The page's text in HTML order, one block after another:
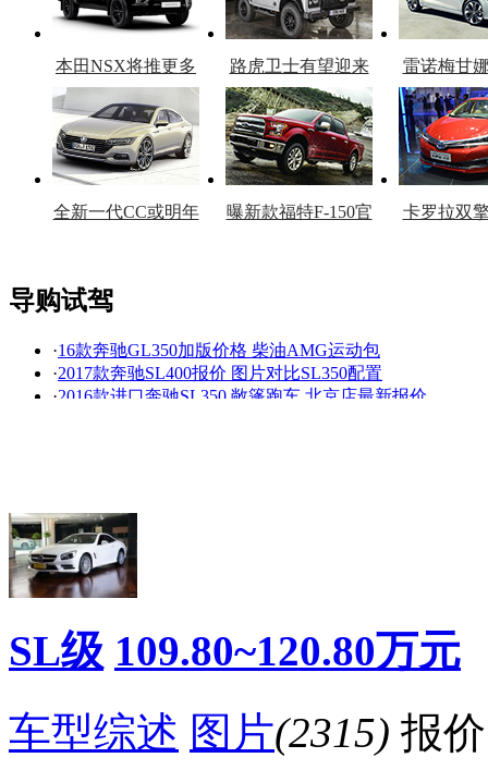
本田NSX将推更多
车型
路虎卫士有望迎来
复产
雷诺梅甘
官
全新一代CC或明年
曝新款福特F-150官
卡罗拉双
看赛车宝贝争奇斗
艳
车模美腿爆乳无惧
走光
导购试驾
·16款奔驰GL350加版价格 柴油AMG运动包
·2017款奔驰SL400报价 图片对比SL350配置
·2016款进口奔驰SL350 敞篷跑车 北京店最新报价
·奔驰sl级保养费用明细表,机油为全合成机油
· 奔驰SL300保养费用明细 ,保养项目周期建议表
·2016款进口奔驰SL400时尚型豪华型敞篷跑车报价
降价促销
SL级 109.80~120.80万元
车型综述 图片(2315) 报价